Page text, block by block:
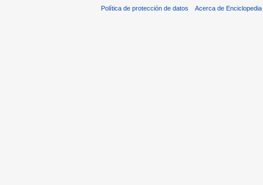
Política de protección de datos Acerca de